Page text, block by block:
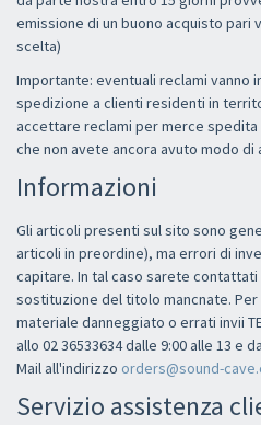
emissione di un buono acquisto pari
scelta)
Importante: eventuali reclami vanno
spedizione a clienti residenti in
accettare reclami per merce
che non avete ancora avuto modo
Informazioni
Gli articoli presenti sul sito sono
articoli in preordine), ma errori di
capitare. In tal caso sarete contattati
sostituzione del titolo mancnate.
materiale danneggiato o errati invii
allo 02 36533634 dalle 9:00 alle 13 e
Mail all'indirizzo orders@sound-
Servizio assistenza